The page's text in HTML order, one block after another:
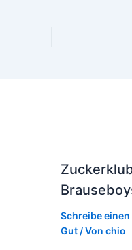
Schreibe
Gut/ Von chio